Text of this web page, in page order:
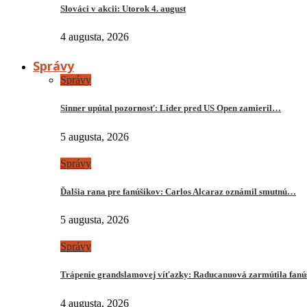
Slováci v akcii: Utorok 4. august
4 augusta, 2026
Správy
Správy
Sinner upútal pozornosť: Líder pred US Open zamieril…
5 augusta, 2026
Správy
Ďalšia rana pre fanúšikov: Carlos Alcaraz oznámil smutnú…
5 augusta, 2026
Správy
Trápenie grandslamovej víťazky: Raducanuová zarmútila
4 augusta, 2026